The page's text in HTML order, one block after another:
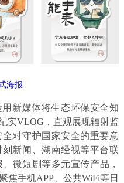
海报
新媒体将生态环保安全知
实VLOG，直观展现辐射监
对守护国家安全的重要意
新闻、湖南经视等平台联
微短剧等多元宣传产品，
焦手机APP、公共WiFi等日